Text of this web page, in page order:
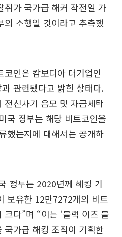
취가 국가급 해커 작전일 가
의 소행일 것이라고 추측했
코인은 캄보디아 대기업인
관련됐다고 밝힌 상태다.
전신사기 음모 및 자금세탁
국 정부는 해당 비트코인을
했는지에 대해서는 공개하
정부는 2020년께 해킹 기
보유한 12만7272개의 비트
다”며 “이는 ‘블랙 이츠 블
국가급 해킹 조직이 기획한